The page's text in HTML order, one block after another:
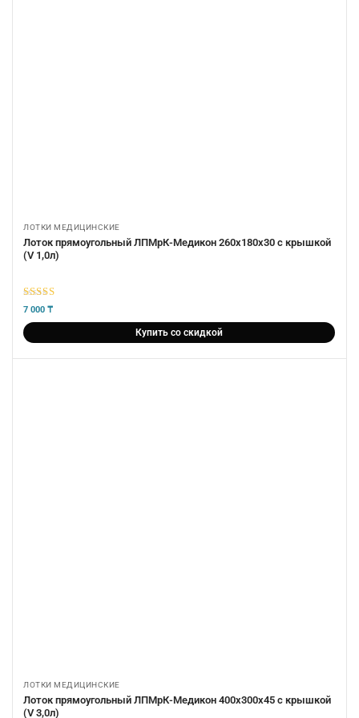
ЛОТКИ МЕДИЦИНСКИЕ
Лоток прямоугольный ЛПМрК-Медикон 260х180х30 с крышкой
(V 1,0л)
5 из 5
7 000 ₸
Купить со скидкой
ЛОТКИ МЕДИЦИНСКИЕ
Лоток прямоугольный ЛПМрК-Медикон 400х300х45 с крышкой
(V 3,0л)